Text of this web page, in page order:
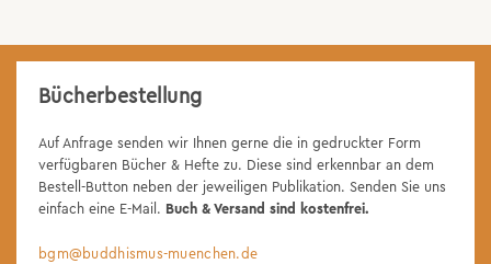
Bücherbestellung
Auf Anfrage senden wir Ihnen gerne die in gedruckter Form
verfügbaren Bücher & Hefte zu. Diese sind erkennbar an dem
Bestell-Button neben der jeweiligen Publikation. Senden Sie uns
einfach eine E-Mail. Buch & Versand sind kostenfrei.
bgm@buddhismus-muenchen.de